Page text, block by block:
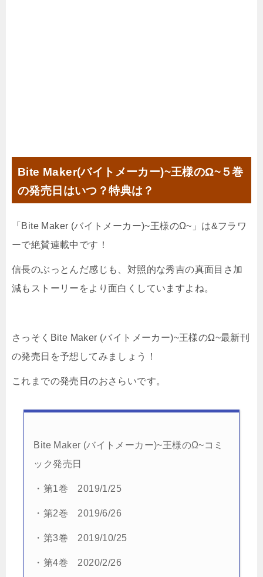
Bite Maker(バイトメーカー)~王様のΩ~５巻
の発売日はいつ？特典は？
「Bite Maker (バイトメーカー)~王様のΩ~」は&フラワ
ーで絶賛連載中です！
信長のぶっとんだ感じも、対照的な秀吉の真面目さ加
減もストーリーをより面白くしていますよね。
さっそくBite Maker (バイトメーカー)~王様のΩ~最新刊
の発売日を予想してみましょう！
これまでの発売日のおさらいです。
Bite Maker (バイトメーカー)~王様のΩ~コミ
ック発売日
・第1巻 2019/1/25
・第2巻 2019/6/26
・第3巻 2019/10/25
・第4巻 2020/2/26